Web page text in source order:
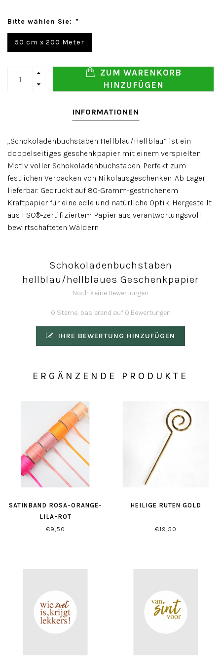
Bitte wählen Sie: *
50 cm x 200 Meter
ZUM WARENKORB
HINZUFÜGEN
INFORMATIONEN
„Schokoladenbuchstaben Hellblau/Hellblau“ ist ein
doppelseitiges geschenkpapier mit einem verspielten
Motiv voller Schokoladenbuchstaben. Perfekt zum
festlichen Verpacken von Nikolausgeschenken. Ab Lager
lieferbar. Gedruckt auf 80-Gramm-gestrichenem
Kraftpapier für eine edle und natürliche Optik. Hergestellt
aus FSC®-zertifiziertem Papier aus verantwortungsvoll
bewirtschafteten Wäldern.
Schokoladenbuchstaben
hellblau/hellblaues Geschenkpapier
Noch keine Bewertungen
0 Sterne, basierend auf 0 Bewertungen
IHRE BEWERTUNG HINZUFÜGEN
ERGÄNZENDE PRODUKTE
SATINBAND ROSA-ORANGE-
LILA-ROT
€9,50
HEILIGE RUTEN GOLD
€19,50